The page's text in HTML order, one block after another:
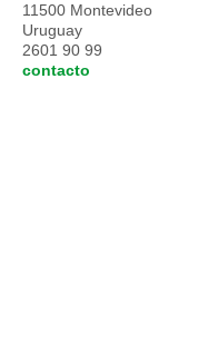
11500 Montevideo
Uruguay
2601 90 99
contacto